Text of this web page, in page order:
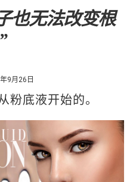
也无法改变根
9月26日
底液开始的。